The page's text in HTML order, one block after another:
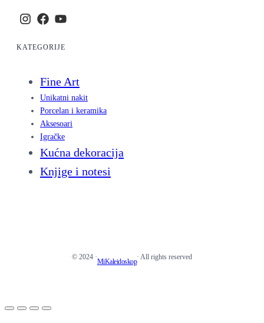
KATEGORIJE
Fine Art
Unikatni nakit
Porcelan i keramika
Aksesoari
Igračke
Kućna dekoracija
Knjige i notesi
© 2024 ·
MiKaleidoskop
· All rights reserved